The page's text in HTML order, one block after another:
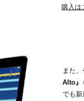
購入は
また、
Alto』
でも新